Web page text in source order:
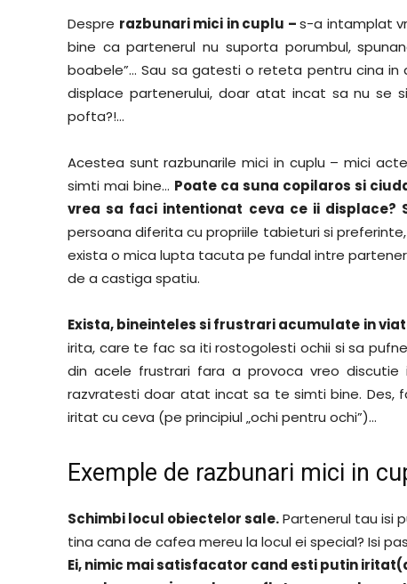
Despre razbunari mici in cuplu –s-a intamplat
bine ca partenerul nu suporta porumbul,
boabele”… Sau sa gatesti o reteta pentru cina
displace partenerului, doar atat incat sa nu se
pofta?!…
Acestea sunt razbunarile mici in cuplu – mici
simti mai bine… Poate ca suna copilaros si
vrea sa faci intentionat ceva ce ii displace?
persoana diferita cu propriile tabieturi si
exista o mica lupta tacuta pe fundal intre
de a castiga spatiu.
Exista, bineinteles si frustrari acumulate in
irita, care te fac sa iti rostogolesti ochii si sa
din acele frustrari fara a provoca vreo
razvratesti doar atat incat sa te simti bine.
iritat cu ceva (pe principiul „ochi pentru ochi”)…
Exemple de razbunari mici in
Schimbi locul obiectelor sale.Partenerul tau isi
tina cana de cafea mereu la locul ei special? Isi
Ei, nimic mai satisfacator cand esti putin